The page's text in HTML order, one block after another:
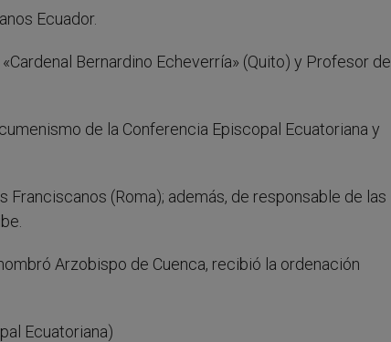
Ecuador.
Bernardino Echeverría» (Quito) y Profesor de
de la Conferencia Episcopal Ecuatoriana y
(Roma); además, de responsable de las
Arzobispo de Cuenca, recibió la ordenación
Ecuatoriana)